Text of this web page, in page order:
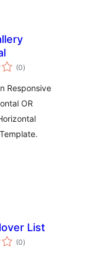
(0avaliações
totais
)
Responsive
OR
List
(0avaliações
totais
)